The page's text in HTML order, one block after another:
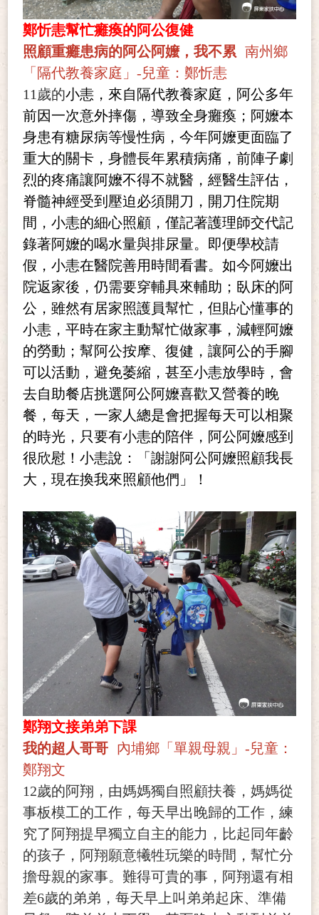
鄭忻恚幫忙癱瘓的阿公復健
照顧重癱患病的阿公阿嬤，我不累
南州鄉
「隔代教養家庭」-兒童：鄭忻恚
11 歲的小恚，來自隔代教養家庭，阿公多年
前因一次意外摔傷，導致全身癱瘓；阿嬤本
身患有糖尿病等慢性病，今年阿嬤更面臨了
重大的關卡，身體長年累積病痛，前陣子劇
烈的疼痛讓阿嬤不得不就醫，經醫生評估，
脊髓神經受到壓迫必須開刀，開刀住院期
間，小恚的細心照顧，僅記著護理師交代記
錄著阿嬤的喝水量與排尿量。即便學校請
假，小恚在醫院善用時間看書。如今阿嬤出
院返家後，仍需要穿輔具來輔助；臥床的阿
公，雖然有居家照護員幫忙，但貼心懂事的
小恚，平時在家主動幫忙做家事，減輕阿嬤
的勞動；幫阿公按摩、復健，讓阿公的手腳
可以活動，避免萎縮，甚至小恚放學時，會
去自助餐店挑選阿公阿嬤喜歡又營養的晚
餐，每天，一家人總是會把握每天可以相聚
的時光，只要有小恚的陪伴，阿公阿嬤感到
很欣慰！小恚說：「謝謝阿公阿嬤照顧我長
大，現在換我來照顧他們」！
鄭翔文接弟弟下課
我的超人哥哥 內埔鄉「單親母親」-兒童：
鄭翔文
12歲的阿翔，由媽媽獨自照顧扶養，媽媽從
事板模工的工作，每天早出晚歸的工作，練
究了阿翔提早獨立自主的能力，比起同年齡
的孩子，阿翔願意犧牲玩樂的時間，幫忙分
擔母親的家事。難得可貴的事，阿翔還有相
差6歲的弟弟，每天早上叫弟弟起床、準備